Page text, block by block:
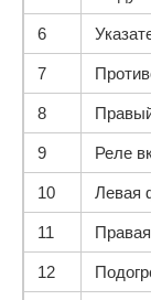
6
7
8
9 Реле
10 Левая
11
12